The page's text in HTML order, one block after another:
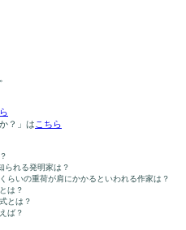
？」は こちら
られる発明家は？
らいの重荷が肩にかかるといわれる作家は？
は？
とは？
ば？